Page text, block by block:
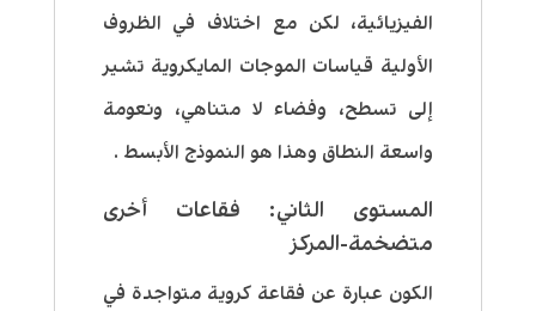
الفيزيائية، لكن مع اختلاف في الظروف
الأولية قياسات الموجات المايكروية تشير
إلى تسطح، وفضاء لا متناهي، ونعومة
واسعة النطاق وهذا هو النموذج الأبسط .
المستوى الثاني: فقاعات أخرى
متضخمة-المركز
الكون عبارة عن فقاعة كروية متواجدة في